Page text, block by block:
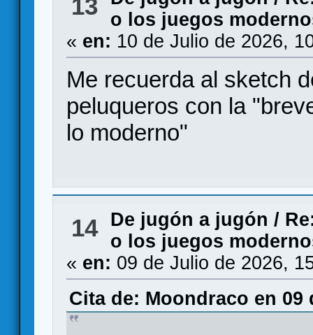
13
o los juegos
« en: 10 de Julio de 2026,
Me recuerda al sketch
peluqueros con la
lo moderno"
14 De jugón a jugón /
o los juegos
« en: 09 de Julio de 2026,
Cita de: Moondraco en 09